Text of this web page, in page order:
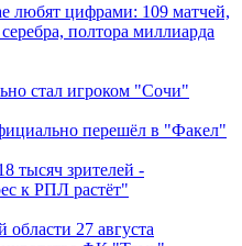
любят цифрами: 109 матчей,
полтора миллиарда
стал игроком "Сочи"
перешёл в "Факел"
тысяч зрителей -
к РПЛ растёт"
27 августа